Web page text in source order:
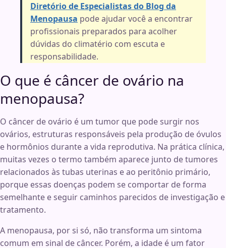
Diretório de Especialistas do Blog da
Menopausa pode ajudar você a encontrar
profissionais preparados para acolher
dúvidas do climatério com escuta e
responsabilidade.
O que é câncer de ovário na
menopausa?
O câncer de ovário é um tumor que pode surgir nos
ovários, estruturas responsáveis pela produção de óvulos
e hormônios durante a vida reprodutiva. Na prática clínica,
muitas vezes o termo também aparece junto de tumores
relacionados às tubas uterinas e ao peritônio primário,
porque essas doenças podem se comportar de forma
semelhante e seguir caminhos parecidos de investigação e
tratamento.
A menopausa, por si só, não transforma um sintoma
comum em sinal de câncer. Porém, a idade é um fator